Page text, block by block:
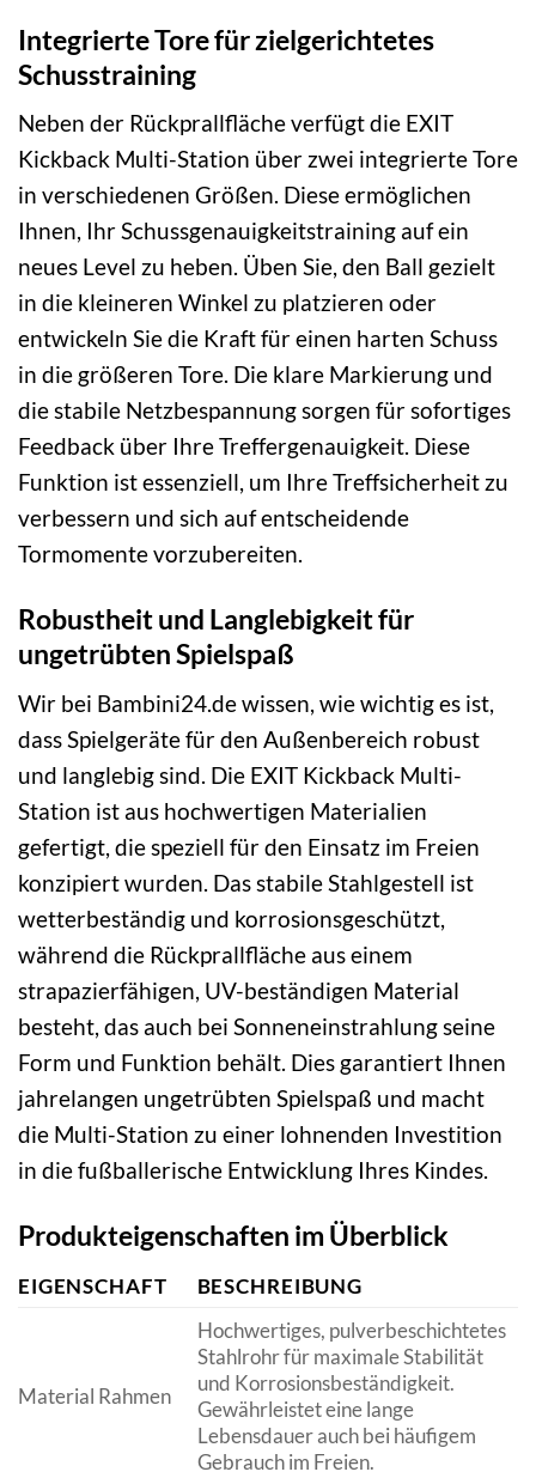
Integrierte Tore für zielgerichtetes
Schusstraining
Neben der Rückprallfläche verfügt die EXIT
Kickback Multi-Station über zwei integrierte Tore
in verschiedenen Größen. Diese ermöglichen
Ihnen, Ihr Schussgenauigkeitstraining auf ein
neues Level zu heben. Üben Sie, den Ball gezielt
in die kleineren Winkel zu platzieren oder
entwickeln Sie die Kraft für einen harten Schuss
in die größeren Tore. Die klare Markierung und
die stabile Netzbespannung sorgen für sofortiges
Feedback über Ihre Treffergenauigkeit. Diese
Funktion ist essenziell, um Ihre Treffsicherheit zu
verbessern und sich auf entscheidende
Tormomente vorzubereiten.
Robustheit und Langlebigkeit für
ungetrübten Spielspaß
Wir bei Bambini24.de wissen, wie wichtig es ist,
dass Spielgeräte für den Außenbereich robust
und langlebig sind. Die EXIT Kickback Multi-
Station ist aus hochwertigen Materialien
gefertigt, die speziell für den Einsatz im Freien
konzipiert wurden. Das stabile Stahlgestell ist
wetterbeständig und korrosionsgeschützt,
während die Rückprallfläche aus einem
strapazierfähigen, UV-beständigen Material
besteht, das auch bei Sonneneinstrahlung seine
Form und Funktion behält. Dies garantiert Ihnen
jahrelangen ungetrübten Spielspaß und macht
die Multi-Station zu einer lohnenden Investition
in die fußballerische Entwicklung Ihres Kindes.
Produkteigenschaften im Überblick
EIGENSCHAFT BESCHREIBUNG
Material Rahmen
Hochwertiges, pulverbeschichtetes
Stahlrohr für maximale Stabilität
und Korrosionsbeständigkeit.
Gewährleistet eine lange
Lebensdauer auch bei häufigem
Gebrauch im Freien.